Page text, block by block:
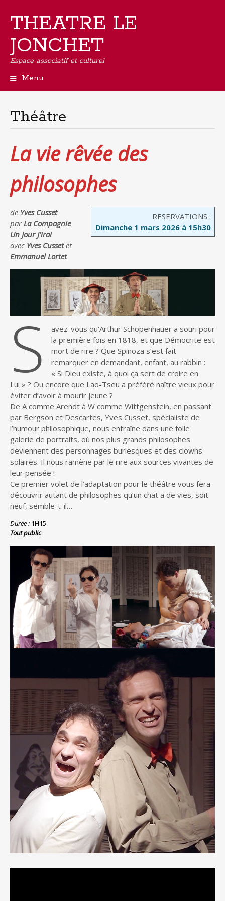
THEATRE LE
JONCHET
Espace associatif et culturel
Menu
contenu
principal
Théâtre
La vie rêvée des
philosophes
RESERVATIONS :
Dimanche 1 mars 2026 à 15h30
de Yves Cusset
parLa Compagnie
Un Jour J’irai
avec Yves Cussetet
Emmanuel Lortet
S
avez-vous qu’Arthur Schopenhauer a souri pour
la première fois en 1818, et que Démocrite est
mort de rire ? Que Spinoza s’est fait
remarquer en demandant, enfant, au rabbin :
« Si Dieu existe, à quoi ça sert de croire en
Lui » ? Ou encore que Lao-Tseu a préféré naître vieux pour
éviter d’avoir à mourir jeune ?
De A comme Arendt à W comme Wittgenstein, en passant
par Bergson et Descartes, Yves Cusset, spécialiste de
l’humour philosophique, nous entraîne dans une folle
galerie de portraits, où nos plus grands philosophes
deviennent des personnages burlesques et des clowns
solaires. Il nous ramène par le rire aux sources vivantes de
leur pensée !
Ce premier volet de l’adaptation pour le théâtre vous fera
découvrir autant de philosophes qu’un chat a de vies, soit
neuf, semble-t-il…
Durée : 1H15
Tout public